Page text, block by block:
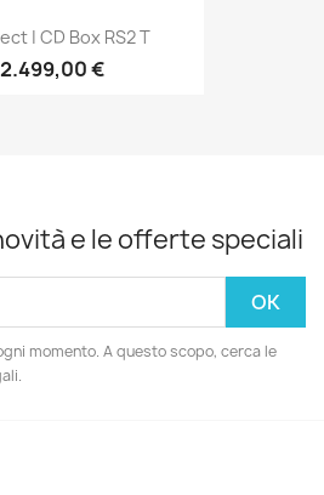
| CD Box RS2 T
2.499,00 €
e le offerte speciali
momento. A questo scopo, cerca le